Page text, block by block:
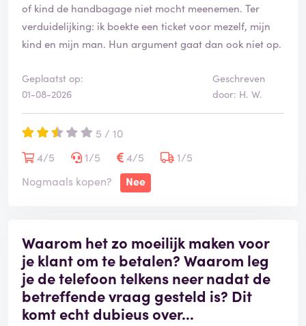
of kind de handbagage niet mocht meenemen. Ter
verduidelijking: ik boekte een ticket voor mezelf, mijn
kind en mijn man. Hun argument gaat dan ook niet op.
Geplaatst op:
01-08-2026
Geschreven
door: H. W.
5 / 10
4/5
1/5 4/5
1/5
Nogmaals kopen?
Nee
Waarom het zo moeilijk maken voor
je klant om te betalen? Waarom leg
je de telefoon telkens neer nadat de
betreffende vraag gesteld is? Dit
komt echt dubieus over...